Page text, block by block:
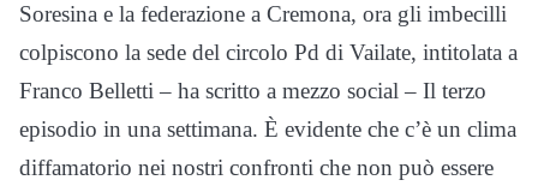
Soresina e la federazione a Cremona, ora gli imbecilli
colpiscono la sede del circolo Pd di Vailate, intitolata a
Franco Belletti – ha scritto a mezzo social – Il terzo
episodio in una settimana. È evidente che c’è un clima
diffamatorio nei nostri confronti che non può essere